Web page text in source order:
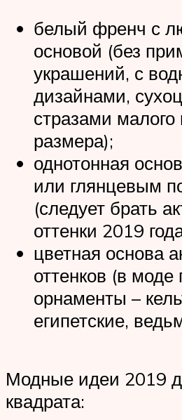
белый френч с
основой (без
украшений, с
дизайнами,
стразами малого
размера);
однотонная
или глянцевым
(следует брать
оттенки 2019
цветная основа
оттенков (в моде
орнаменты –
египетские,
Модные идеи 2019
квадрата: